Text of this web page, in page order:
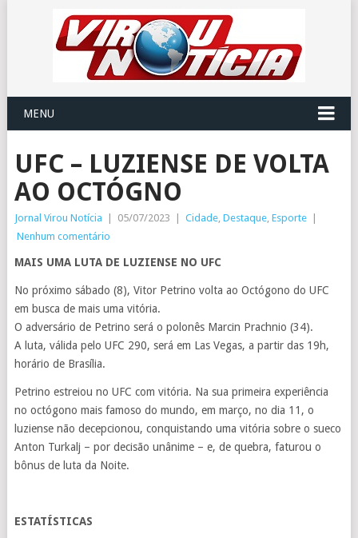
MENU
UFC – LUZIENSE DE VOLTA
AO OCTÓGNO
Jornal Virou Notícia 05/07/2023 Cidade, Destaque, Esporte
Nenhum comentário
MAIS UMA LUTA DE LUZIENSE NO UFC
No próximo sábado (8), Vitor Petrino volta ao Octógono do UFC
em busca de mais uma vitória.
O adversário de Petrino será o polonês Marcin Prachnio (34).
A luta, válida pelo UFC 290, será em Las Vegas, a partir das 19h,
horário de Brasília.
Petrino estreiou no UFC com vitória. Na sua primeira experiência
no octógono mais famoso do mundo, em março, no dia 11, o
luziense não decepcionou, conquistando uma vitória sobre o sueco
Anton Turkalj – por decisão unânime – e, de quebra, faturou o
bônus de luta da Noite.
ESTATÍSTICAS